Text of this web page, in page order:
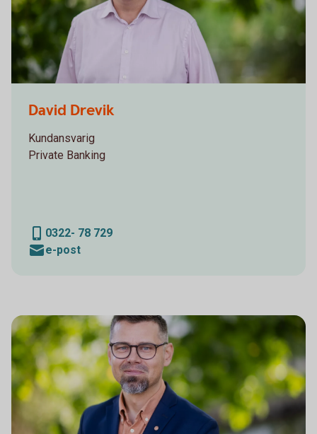
David Drevik
Kundansvarig
Private Banking
0322- 78 729
e-post